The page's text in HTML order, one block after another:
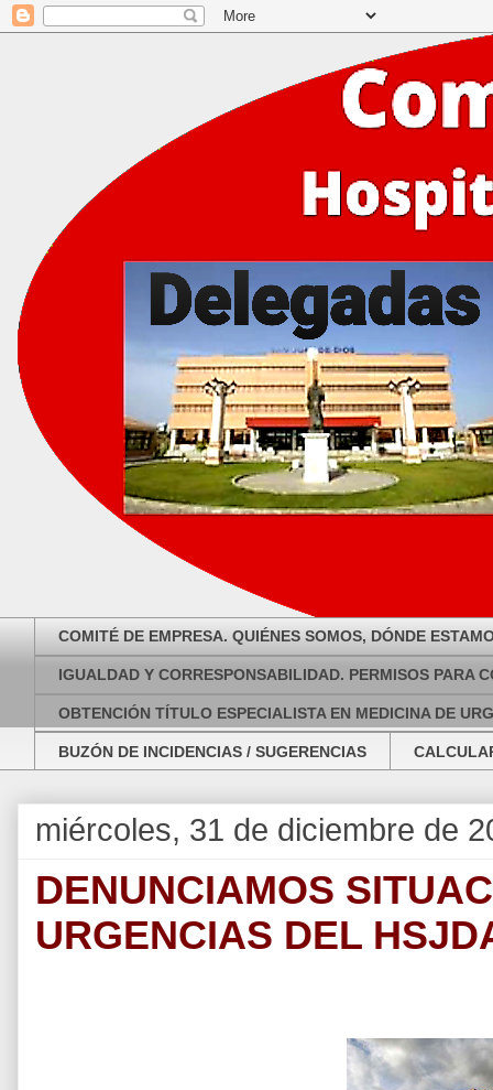
COMITÉ DE EMPRESA. QUIÉNES SOMOS, DÓNDE
IGUALDAD Y CORRESPONSABILIDAD. PERMISOS PARA
OBTENCIÓN TÍTULO ESPECIALISTA EN MEDICINA DE
BUZÓN DE INCIDENCIAS / SUGERENCIAS
miércoles, 31 de diciembre de
DENUNCIAMOS
URGENCIAS DEL